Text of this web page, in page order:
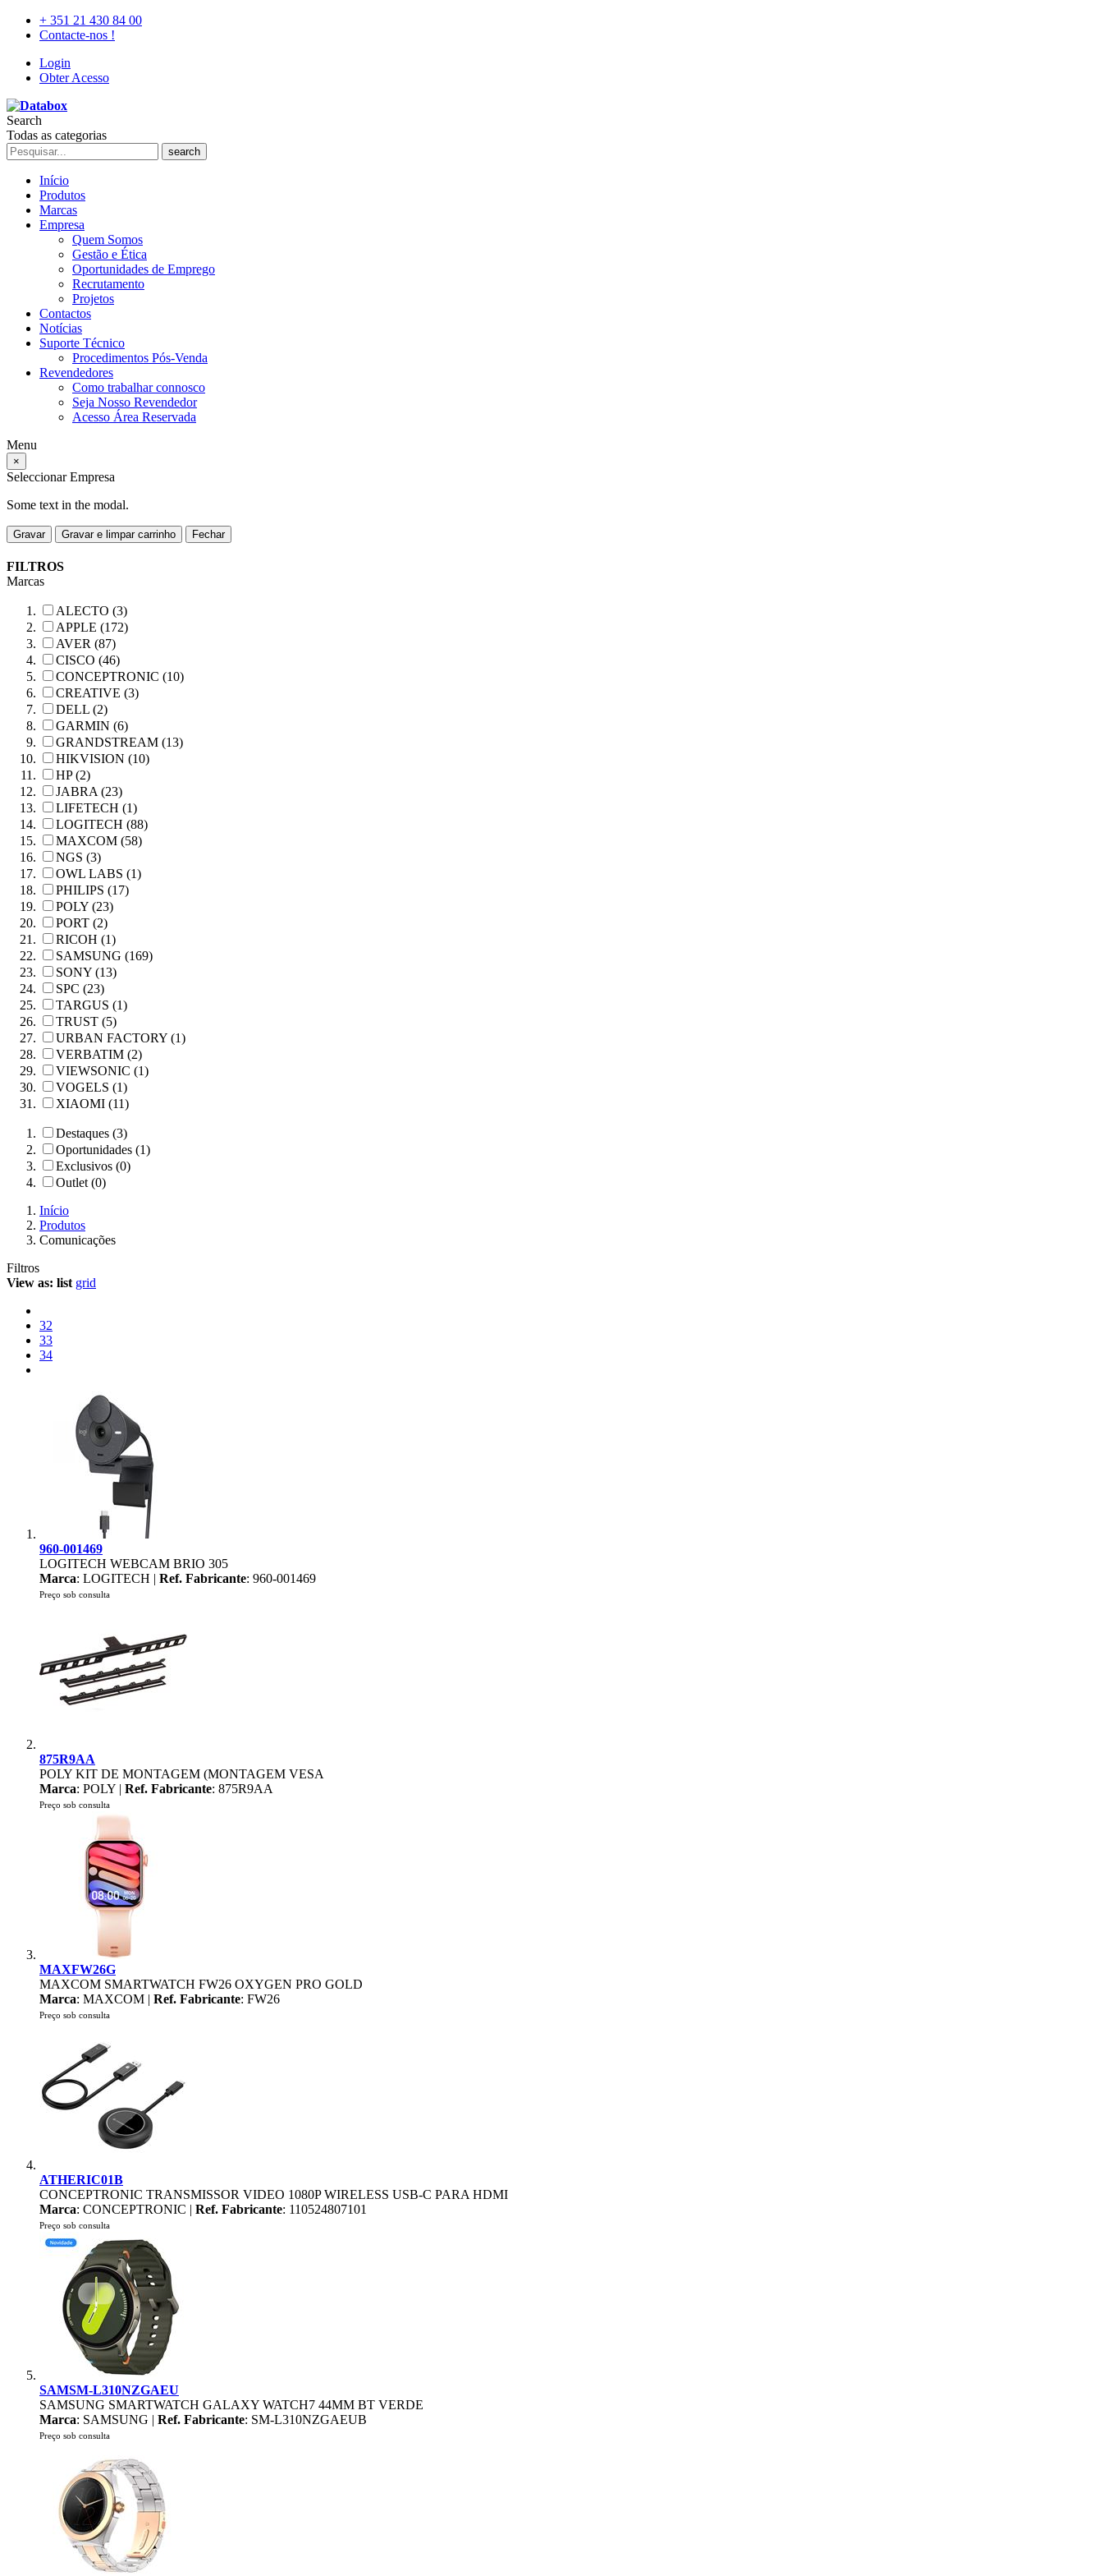
+ 351 21 430 84 00
Contacte-nos !
Login
Obter Acesso
Search
Todas as categorias
search
Início
Produtos
Marcas
Empresa
Quem Somos
Gestão e Ética
Oportunidades de Emprego
Recrutamento
Projetos
Contactos
Notícias
Suporte Técnico
Procedimentos Pós-Venda
Revendedores
Como trabalhar connosco
Seja Nosso Revendedor
Acesso Área Reservada
Menu
×
Seleccionar Empresa
Some text in the modal.
Gravar Gravar e limpar carrinho Fechar
FILTROS
Marcas
ALECTO (3)
APPLE (172)
AVER (87)
CISCO (46)
CONCEPTRONIC (10)
CREATIVE (3)
DELL (2)
GARMIN (6)
GRANDSTREAM (13)
HIKVISION (10)
HP (2)
JABRA (23)
LIFETECH (1)
LOGITECH (88)
MAXCOM (58)
NGS (3)
OWL LABS (1)
PHILIPS (17)
POLY (23)
PORT (2)
RICOH (1)
SAMSUNG (169)
SONY (13)
SPC (23)
TARGUS (1)
TRUST (5)
URBAN FACTORY (1)
VERBATIM (2)
VIEWSONIC (1)
VOGELS (1)
XIAOMI (11)
Destaques (3)
Oportunidades (1)
Exclusivos (0)
Outlet (0)
Início
Produtos
Comunicações
Filtros
View as: list grid
32
33
34
960-001469
LOGITECH WEBCAM BRIO 305
Marca: LOGITECH | Ref. Fabricante: 960-001469
Preço sob consulta
875R9AA
POLY KIT DE MONTAGEM (MONTAGEM VESA
Marca: POLY | Ref. Fabricante: 875R9AA
Preço sob consulta
MAXFW26G
MAXCOM SMARTWATCH FW26 OXYGEN PRO GOLD
Marca: MAXCOM | Ref. Fabricante: FW26
Preço sob consulta
ATHERIC01B
CONCEPTRONIC TRANSMISSOR VIDEO 1080P WIRELESS USB-C PARA HDMI
Marca: CONCEPTRONIC | Ref. Fabricante: 110524807101
Preço sob consulta
SAMSM-L310NZGAEU
SAMSUNG SMARTWATCH GALAXY WATCH7 44MM BT VERDE
Marca: SAMSUNG | Ref. Fabricante: SM-L310NZGAEUB
Preço sob consulta